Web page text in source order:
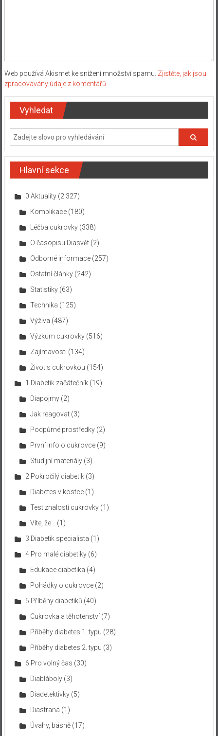
Web používá Akismet ke snížení množství spamu. Zjistěte, jak jsou
zpracovávány údaje z komentářů.
Vyhledat
Hlavní sekce
0 Aktuality(2 327)
Komplikace(180)
Léčba cukrovky(338)
O časopisu Diasvět(2)
Odborné informace(257)
Ostatní články(242)
Statistiky(63)
Technika (125)
Výživa (487)
Výzkum cukrovky(516)
Zajímavosti (134)
Život s cukrovkou (154)
1 Diabetik začátečník(19)
Diapojmy(2)
Jak reagovat(3)
Podpůrné prostředky(2)
První info o cukrovce(9)
Studijní materiály(3)
2 Pokročilý diabetik(3)
Diabetes v kostce(1)
Test znalostí cukrovky(1)
Víte, že…
(1)
3 Diabetik specialista (1)
4 Pro malé diabetiky(6)
Edukace diabetika (4)
Pohádky o cukrovce(2)
5 Příběhy diabetiků (40)
Cukrovka a těhotenství(7)
Příběhy diabetes 1. typu (28)
Příběhy diabetes 2. typu (3)
6 Pro volný čas (30)
Diabláboly(3)
Diadetektivky(5)
Diastrana (1)
Úvahy, básně(17)